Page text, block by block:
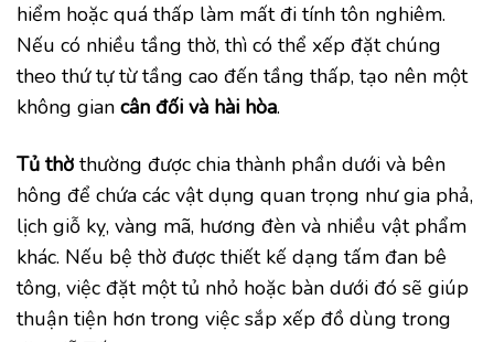
hiểm hoặc quá thấp làm mất đi tính tôn nghiêm.
Nếu có nhiều tầng thờ, thì có thể xếp đặt chúng
theo thứ tự từ tầng cao đến tầng thấp, tạo nên một
không gian cân đối và hài hòa.
Tủ thờ thường được chia thành phần dưới và bên
hông để chứa các vật dụng quan trọng như gia phả,
lịch giỗ kỵ, vàng mã, hương đèn và nhiều vật phẩm
khác. Nếu bệ thờ được thiết kế dạng tấm đan bê
tông, việc đặt một tủ nhỏ hoặc bàn dưới đó sẽ giúp
thuận tiện hơn trong việc sắp xếp đồ dùng trong